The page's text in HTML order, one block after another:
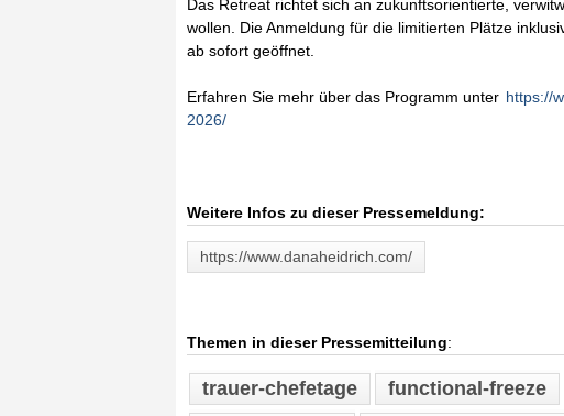
Das Retreat richtet sich an zukunftsorientierte,
wollen. Die Anmeldung für die limitierten Plätze
ab sofort geöffnet.
Erfahren Sie mehr über das Programm unter https://
2026/
Weitere Infos zu dieser Pressemeldung:
https://www.danaheidrich.com/
Themen in dieser Pressemitteilung:
trauer-chefetage functional-freeze